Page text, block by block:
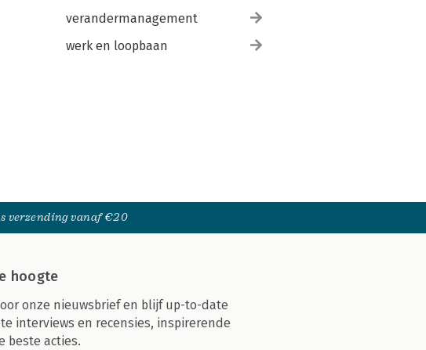
verandermanagement
werk en loopbaan
verzending vanaf €20
hoogte
onze nieuwsbrief en blijf up-to-date
interviews en recensies, inspirerende
beste acties.